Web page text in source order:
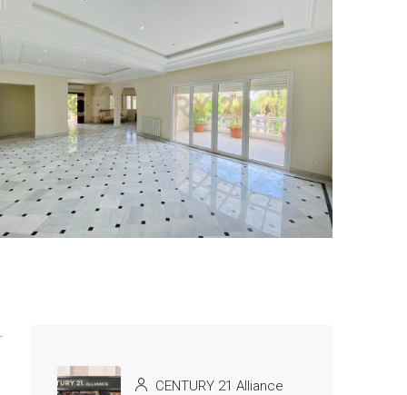
5 More
CENTURY 21 Alliance